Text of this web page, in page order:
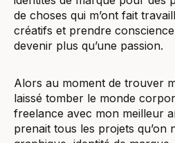
de choses qui m’ont fait
créatifs et prendre
devenir plus qu’une passion.
Alors au moment de trouver
laissé tomber le monde
freelance avec mon meilleur
prenait tous les projets qu’on